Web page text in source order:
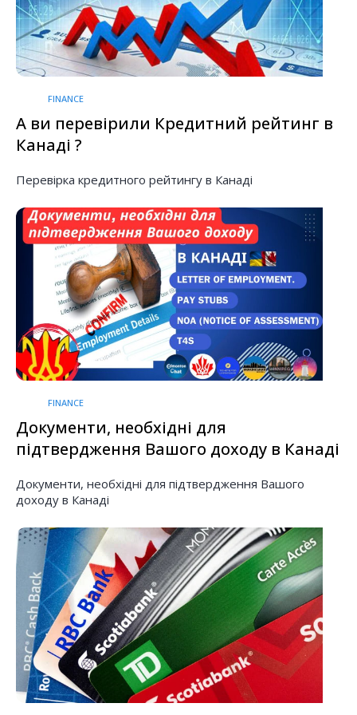
FINANCE
А ви перевірили Кредитний рейтинг в
Канаді ?
Перевірка кредитного рейтингу в Канаді
FINANCE
Документи, необхідні для
підтвердження Вашого доходу в Канаді
Документи, необхідні для підтвердження Вашого
доходу в Канаді